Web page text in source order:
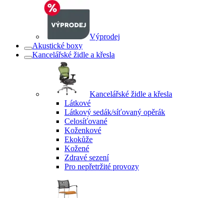
Výprodej
Akustické boxy
Kancelářské židle a křesla
Kancelářské židle a křesla
Látkové
Látkový sedák/síťovaný opěrák
Celosíťované
Koženkové
Ekokůže
Kožené
Zdravé sezení
Pro nepřetržité provozy